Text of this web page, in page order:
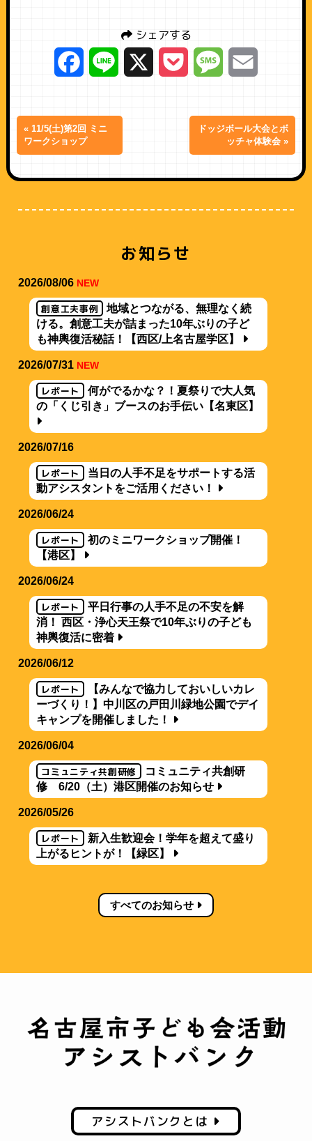
シェアする
Facebook
Line Pocket Message
« 11/5(土)第2回 ミニ
ワークショップ
ドッジボール大会とボ
ッチャ体験会 »
お知らせ
2026/08/06 NEW
創意工夫事例
地域とつながる、無理なく続
ける。創意工夫が詰まった10年ぶりの子ど
も神輿復活秘話！【西区/上名古屋学区】
2026/07/31 NEW
レポート
何がでるかな？！夏祭りで大人気
の「くじ引き」ブースのお手伝い【名東区】
2026/07/16
レポート
当日の人手不足をサポートする活
動アシスタントをご活用ください！
2026/06/24
レポート
初のミニワークショップ開催！
【港区】
2026/06/24
レポート
平日行事の人手不足の不安を解
消！ 西区・浄心天王祭で10年ぶりの子ども
神輿復活に密着
2026/06/12
レポート
【みんなで協力しておいしいカレ
ーづくり！】中川区の戸田川緑地公園でデイ
キャンプを開催しました！
2026/06/04
コミュニティ共創研修
コミュニティ共創研
修 6/20（土）港区開催のお知らせ
2026/05/26
レポート
新入生歓迎会！学年を超えて盛り
上がるヒントが！【緑区】
すべてのお知らせ
アシストバンクとは